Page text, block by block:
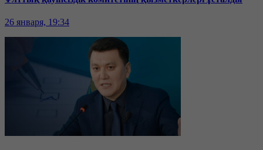
26 января, 19:34